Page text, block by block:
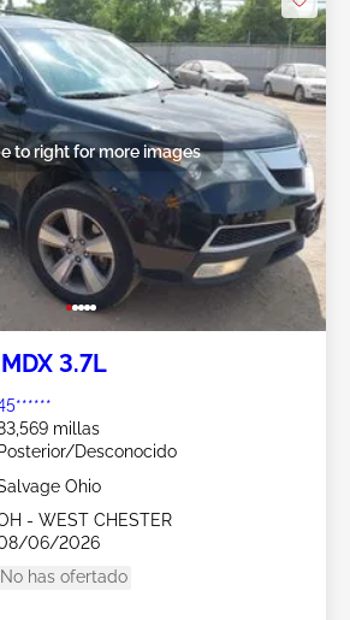
to right for more images
3.7L
millas
Posterior/Desconocido
Ohio
- WEST CHESTER
06/2026
No has ofertado